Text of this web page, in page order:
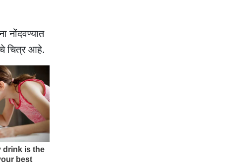
नोंदवण्यात
चित्र आहे.